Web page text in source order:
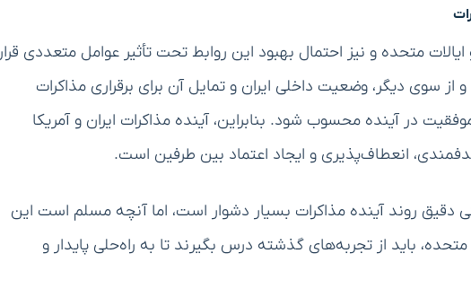
متحده و نیز احتمال بهبود این روابط تحت تأثیر عوامل متعددی قرار
از سوی دیگر، وضعیت داخلی ایران و تمایل آن برای برقراری مذاکرات
در آینده محسوب شود. بنابراین، آینده مذاکرات ایران و آمریکا
انعطاف‌پذیری و ایجاد اعتماد بین طرفین است.
دقیق روند آینده مذاکرات بسیار دشوار است، اما آنچه مسلم است این
باید از تجربه‌های گذشته درس بگیرند تا به راه‌حلی پایدار و